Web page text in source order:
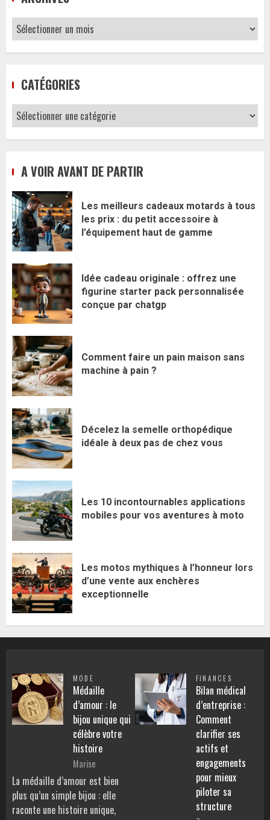
Archives
CATÉGORIES
Catégories
A VOIR AVANT DE PARTIR
Les meilleurs cadeaux motards à tous
les prix : du petit accessoire à
l’équipement haut de gamme
Idée cadeau originale : offrez une
figurine starter pack personnalisée
conçue par chatgp
Comment faire un pain maison sans
machine à pain ?
Décelez la semelle orthopédique
idéale à deux pas de chez vous
Les 10 incontournables applications
mobiles pour vos aventures à moto
Les motos mythiques à l’honneur lors
d’une vente aux enchères
exceptionnelle
MODE
Médaille
d’amour : le
bijou unique qui
célèbre votre
histoire
Marise
La médaille d’amour est bien
plus qu’un simple bijou : elle
raconte une histoire unique,
FINANCES
Bilan médical
d’entreprise :
Comment
clarifier ses
actifs et
engagements
pour mieux
piloter sa
structure